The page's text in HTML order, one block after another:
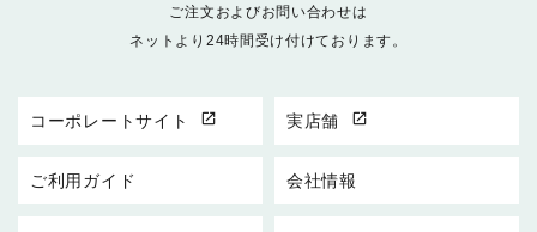
ご注文およびお問い合わせは
ネットより24時間受け付けております。
コーポレートサイト open_in_new 実店舗 open_in_new
ご利用ガイド 会社情報